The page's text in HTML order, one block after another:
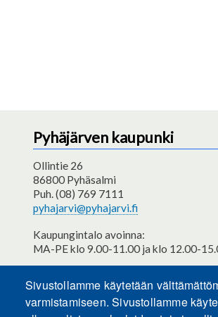
Pyhäjärven kaupunki
Ollintie 26
86800 Pyhäsalmi
Puh. (08) 769 7111
pyhajarvi@pyhajarvi.fi
Kaupungintalo avoinna:
MA-PE klo 9.00-11.00 ja klo 12.00-
Sivustollamme käytetään
varmistamiseen. Sivustollamme